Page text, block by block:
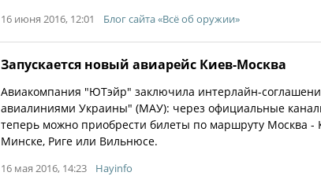
16 июня 2016, 12:01 Блог сайта «Всё об оружии»
Запускается новый авиарейс Киев-Москва
Авиакомпания "ЮТэйр" заключила интерлайн-
авиалиниями Украины" (МАУ): через официальные
теперь можно приобрести билеты по маршруту Москва -
Минске, Риге или Вильнюсе.
16 мая 2016, 14:23 Hayinfo